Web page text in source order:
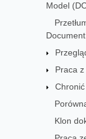
Model
Praca
Klon